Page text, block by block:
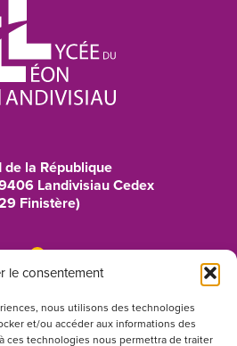
le consentement
nous utilisons des technologies
et/ou accéder aux informations des
ces technologies nous permettra de traiter
de la République
Landivisiau Cedex
Finistère)
98 24 44 44
rennes.fr